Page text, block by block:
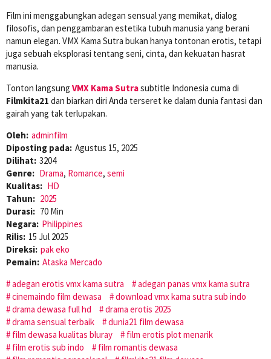
Film ini menggabungkan adegan sensual yang memikat, dialog
filosofis, dan penggambaran estetika tubuh manusia yang berani
namun elegan. VMX Kama Sutra bukan hanya tontonan erotis, tetapi
juga sebuah eksplorasi tentang seni, cinta, dan kekuatan hasrat
manusia.
Tonton langsung VMX Kama Sutrasubtitle Indonesia cuma di
Filmkita21 dan biarkan diri Anda terseret ke dalam dunia fantasi dan
gairah yang tak terlupakan.
Oleh: adminfilm
Diposting pada: Agustus 15, 2025
Dilihat: 3204
Genre: Drama, Romance, semi
Kualitas: HD
Tahun: 2025
Durasi: 70 Min
Negara: Philippines
Rilis: 15 Jul 2025
Direksi: pak eko
Pemain: Ataska Mercado
adegan erotis vmx kama sutra
adegan panas vmx kama sutra
cinemaindo film dewasa
download vmx kama sutra sub indo
drama dewasa full hd
drama erotis 2025
drama sensual terbaik
dunia21 film dewasa
film dewasa kualitas bluray
film erotis plot menarik
film erotis sub indo
film romantis dewasa